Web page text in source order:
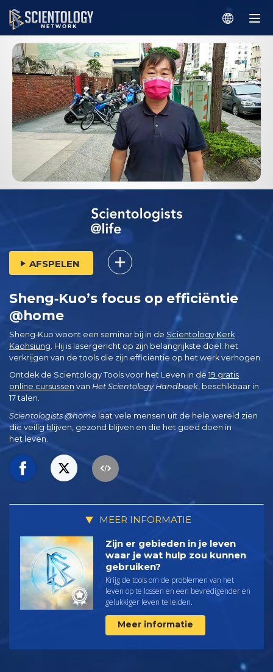
AFSPELEN
Sheng‑Kuo’s focus op efficiëntie
@home
Sheng‑Kuo woont een seminar bij in de Scientology Kerk
Kaohsiung . Hij is lasergericht op zijn belangrijkste doel: het
verkrijgen van de tools die zijn efficiëntie op het werk verhogen.
Ontdek de Scientology Tools voor het Leven in de 19 gratis
online cursussen van Het Scientology Handboek, beschikbaar in
17 talen.
Scientologists @home laat vele mensen uit de hele wereld zien
die veilig blijven, gezond blijven en die het goed doen in
het leven.
MEER INFORMATIE
Zijn er gebieden in je leven
waar je wat hulp zou kunnen
gebruiken?
Krijg de tools om de problemen van het
leven op te lossen en een bevredigender en
gelukkiger leven te leiden.
Meer informatie